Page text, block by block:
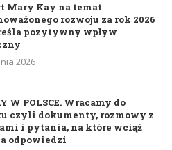
Mary Kay na temat
rozwoju za rok 2026
pozytywny wpływ
2026
W POLSCE. Wracamy do
czyli dokumenty, rozmowy z
i pytania, na które wciąż
odpowiedzi